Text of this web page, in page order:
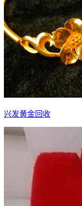
兴发黄金回收